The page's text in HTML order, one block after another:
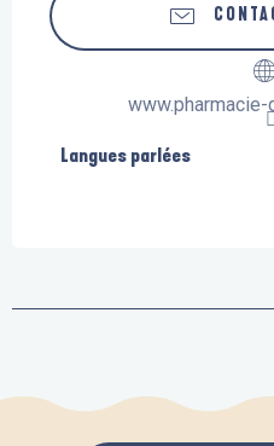
Langues parlées
Langues parlées